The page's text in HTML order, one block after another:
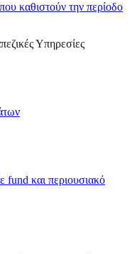
καθιστούν την περίοδο
Υπηρεσίες
fund και περιουσιακό